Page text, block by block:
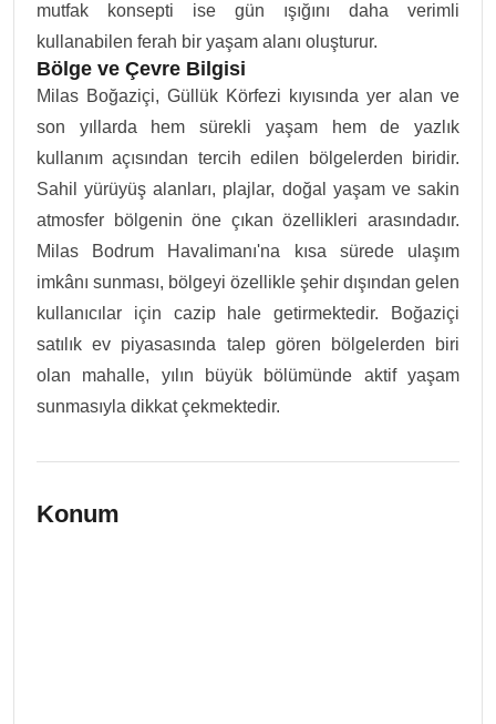
mutfak konsepti ise gün ışığını daha verimli
kullanabilen ferah bir yaşam alanı oluşturur.
Bölge ve Çevre Bilgisi
Milas Boğaziçi, Güllük Körfezi kıyısında yer alan ve
son yıllarda hem sürekli yaşam hem de yazlık
kullanım açısından tercih edilen bölgelerden biridir.
Sahil yürüyüş alanları, plajlar, doğal yaşam ve sakin
atmosfer bölgenin öne çıkan özellikleri arasındadır.
Milas Bodrum Havalimanı'na kısa sürede ulaşım
imkânı sunması, bölgeyi özellikle şehir dışından gelen
kullanıcılar için cazip hale getirmektedir. Boğaziçi
satılık ev piyasasında talep gören bölgelerden biri
olan mahalle, yılın büyük bölümünde aktif yaşam
sunmasıyla dikkat çekmektedir.
Konum